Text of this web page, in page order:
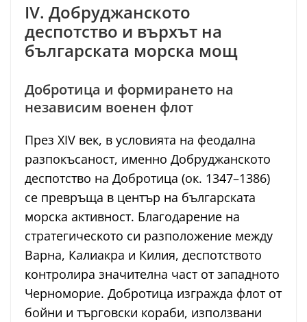
IV. Добруджанското
деспотство и върхът на
българската морска мощ
Добротица и формирането на
независим военен флот
През XIV век, в условията на феодална
разпокъсаност, именно Добруджанското
деспотство на Добротица (ок. 1347–1386)
се превръща в център на българската
морска активност. Благодарение на
стратегическото си разположение между
Варна, Калиакра и Килия, деспотството
контролира значителна част от западното
Черноморие. Добротица изгражда флот от
бойни и търговски кораби, използвани